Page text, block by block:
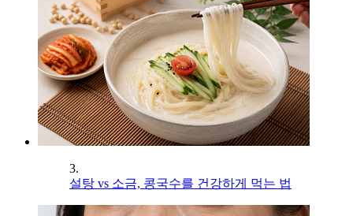
3.
설탕 vs 소금, 콩국수를 건강하게 먹는 법